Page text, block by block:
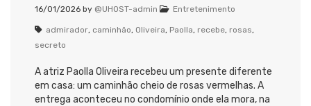
16/01/2026 by @UHOST-admin Entretenimento
admirador, caminhão, Oliveira, Paolla, recebe, rosas,
secreto
A atriz Paolla Oliveira recebeu um presente diferente
em casa: um caminhão cheio de rosas vermelhas. A
entrega aconteceu no condomínio onde ela mora, na